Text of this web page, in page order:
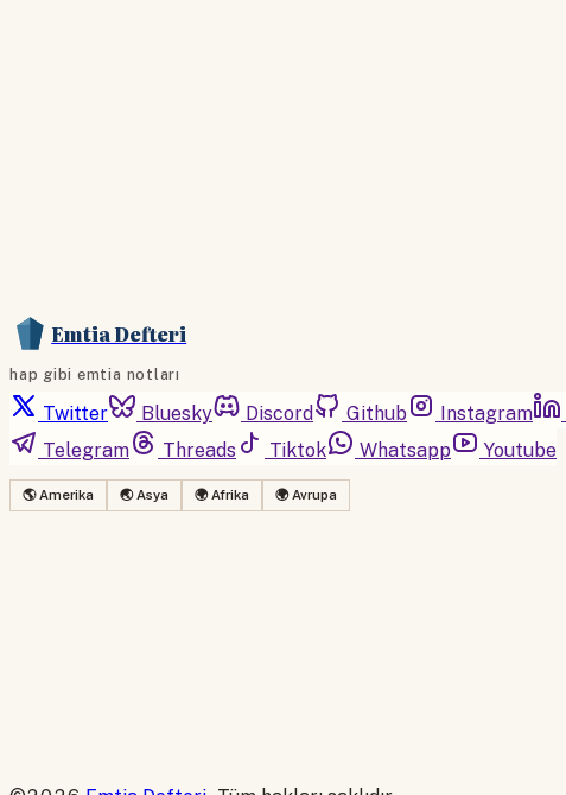
Emtia Defteri
hap gibi emtia notları
Twitter Bluesky Discord Github Instagram
Telegram
Threads Tiktok Whatsapp Youtube
🌎 Amerika 🌏 Asya 🌍 Afrika 🌍 Avrupa